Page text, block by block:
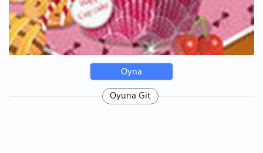
Oyna
Oyuna Git